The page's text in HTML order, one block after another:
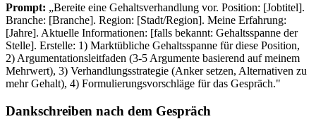
Prompt: „Bereite eine Gehaltsverhandlung vor. Position: [Jobtitel].
Branche: [Branche]. Region: [Stadt/Region]. Meine Erfahrung:
[Jahre]. Aktuelle Informationen: [falls bekannt: Gehaltsspanne der
Stelle]. Erstelle: 1) Marktübliche Gehaltsspanne für diese Position,
2) Argumentationsleitfaden (3-5 Argumente basierend auf meinem
Mehrwert), 3) Verhandlungsstrategie (Anker setzen, Alternativen zu
mehr Gehalt), 4) Formulierungsvorschläge für das Gespräch."
Dankschreiben nach dem Gespräch